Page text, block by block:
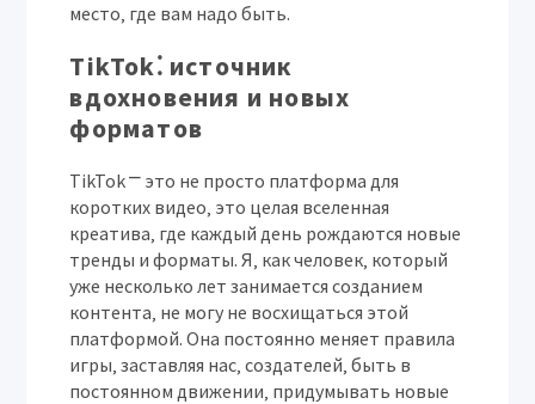
место‚ где вам надо быть.
TikTok⁚ источник
вдохновения и новых
форматов
TikTok ⎻ это не просто платформа для
коротких видео‚ это целая вселенная
креатива‚ где каждый день рождаются новые
тренды и форматы. Я‚ как человек‚ который
уже несколько лет занимается созданием
контента‚ не могу не восхищаться этой
платформой. Она постоянно меняет правила
игры‚ заставляя нас‚ создателей‚ быть в
постоянном движении‚ придумывать новые